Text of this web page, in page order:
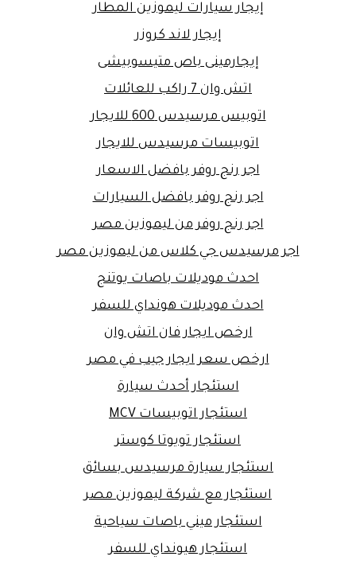
إيجار سيارات ليموزين المطار
إيجار لاند كروزر
إيجارمينى باص متيسوبيشى
اتش وان 7 راكب للعائلات
اتوبيس مرسيدس 600 للايجار
اتوبيسات مرسيدس للايجار
اجر رنج روفر بافضل الاسعار
اجر رنج روفر بافضل السيارات
اجر رنج روفر من ليموزين مصر
اجر مرسيدس جي كلاس من ليموزين مصر
احدث موديلات باصات يوتنج
احدث موديلات هونداي للسفر
ارخص ايجار فان اتش وان
ارخص سعر ايجار جيب في مصر
استئجار أحدث سيارة
استئجار اتوبيسات MCV
استئجار تويوتا كوستر
استئجار سيارة مرسيدس بسائق
استئجار مع شركة ليموزين مصر
استئجار ميني باصات سياحية
استئجار هيونداي للسفر